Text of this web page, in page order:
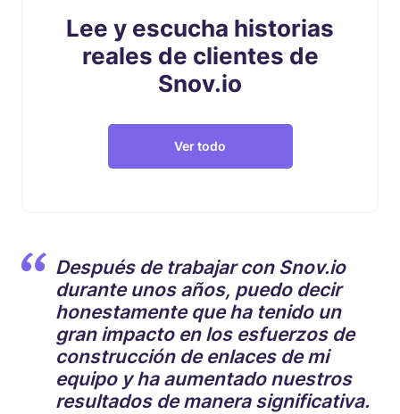
Lee y escucha historias
reales de clientes de
Snov.io
Ver todo
Después de trabajar con Snov.io
durante unos años, puedo decir
honestamente que ha tenido un
gran impacto en los esfuerzos de
construcción de enlaces de mi
equipo y ha aumentado nuestros
resultados de manera significativa.